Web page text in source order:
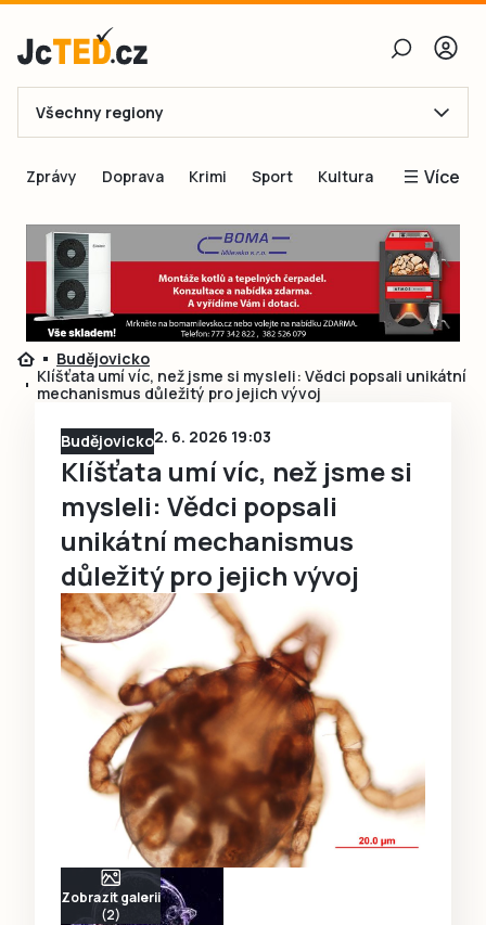
E-mail
Obnovit heslo
Přihlásit se
Přihlásit se přes Facebook
Ještě nemám účet, chci se
Registrovat
Všechny regiony
Zprávy Doprava Krimi Sport Kultura Více
Blogy
Inspirace
Čtenáři píší
Speciální přílohy
Budějovicko
Klíšťata umí víc, než jsme si mysleli: Vědci popsali unikátní
mechanismus důležitý pro jejich vývoj
Budějovicko2. 6. 2026 19:03
Klíšťata umí víc, než jsme si
mysleli: Vědci popsali
unikátní mechanismus
důležitý pro jejich vývoj
Zobrazit galerii
(2)